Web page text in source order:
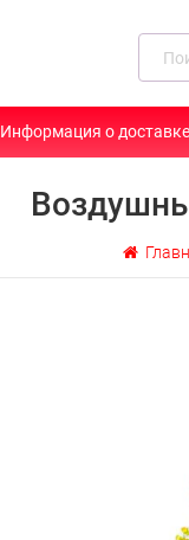
Информация о доставке